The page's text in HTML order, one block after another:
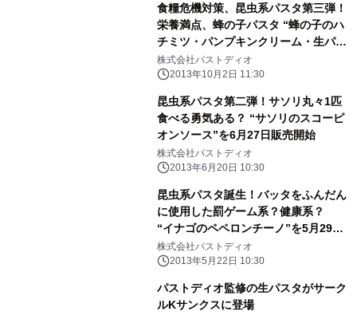
食糧危機対策、昆虫系パスタ第三弾！
栄養満点、蜂の子パスタ “蜂の子のハ
チミツ・パンプキンクリーム・生パス
タ”を10月9日販売開始
株式会社パストディオ
2013年10月2日 11:30
昆虫系パスタ第二弾！サソリ丸々1匹
食べる勇気ある？ “サソリのスコーピ
オンソース”を6月27日販売開始
株式会社パストディオ
2013年6月20日 10:30
昆虫系パスタ誕生！バッタをふんだん
に使用した罰ゲーム系？健康系？
“イナゴのペペロンチーノ”を5月29日
販売開始
株式会社パストディオ
2013年5月22日 10:30
パストディオ監修の生パスタがサーク
ルKサンクスに登場